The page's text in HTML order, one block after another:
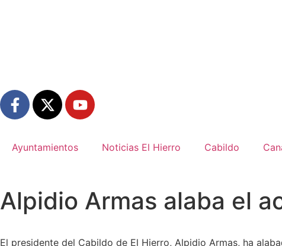
Ayuntamientos Noticias El Hierro Cabildo
Alpidio Armas alaba el
El presidente del Cabildo de El Hierro, Alpidio Armas, ha